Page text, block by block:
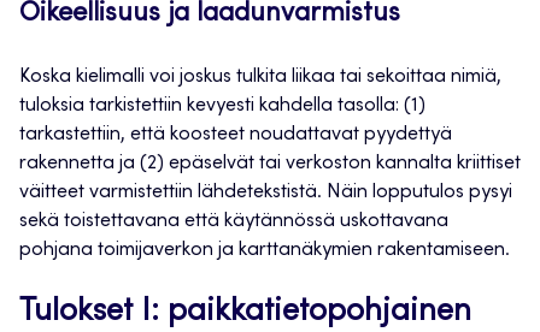
Oikeellisuus ja laadunvarmistus
Koska kielimalli voi joskus tulkita liikaa tai sekoittaa nimiä,
tuloksia tarkistettiin kevyesti kahdella tasolla: (1)
tarkastettiin, että koosteet noudattavat pyydettyä
rakennetta ja (2) epäselvät tai verkoston kannalta kriittiset
väitteet varmistettiin lähdetekstistä. Näin lopputulos pysyi
sekä toistettavana että käytännössä uskottavana
pohjana toimijaverkon ja karttanäkymien rakentamiseen.
Tulokset I: paikkatietopohjainen